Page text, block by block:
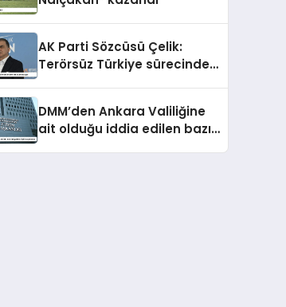
AK Parti Sözcüsü Çelik:
Terörsüz Türkiye sürecinde
DMM’den Ankara Valiliğine
ait olduğu iddia edilen bazı